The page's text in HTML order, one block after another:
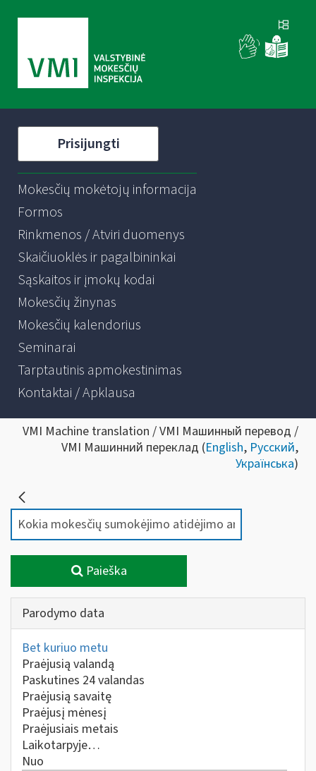
Prisijungti
Mokesčių mokėtojų informacija
Formos
Rinkmenos / Atviri duomenys
Skaičiuoklės ir pagalbininkai
Sąskaitos ir įmokų kodai
Mokesčių žinynas
Mokesčių kalendorius
Seminarai
Tarptautinis apmokestinimas
Kontaktai / Apklausa
VMI Machine translation / VMI Машинный перевод /
VMI Машинний переклад (English, Русский,
Українська)
Paieška
Parodymo data
Bet kuriuo metu
Praėjusią valandą
Paskutines 24 valandas
Praėjusią savaitę
Praėjusį mėnesį
Praėjusiais metais
Laikotarpyje…
Nuo